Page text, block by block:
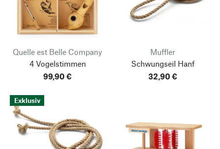
Quelle est Belle Company
4 Vogelstimmen
99,90 €
Muffler
Schwungseil Hanf
32,90 €
Exklusiv